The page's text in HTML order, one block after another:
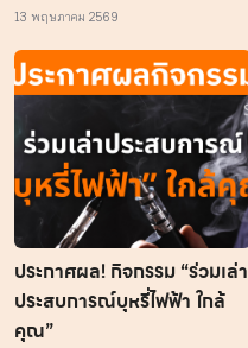
13 พฤษภาคม 2569
ประกาศผล! กิจกรรม “ร่วมเล่า
ประสบการณ์บุหรี่ไฟฟ้า ใกล้
คุณ”